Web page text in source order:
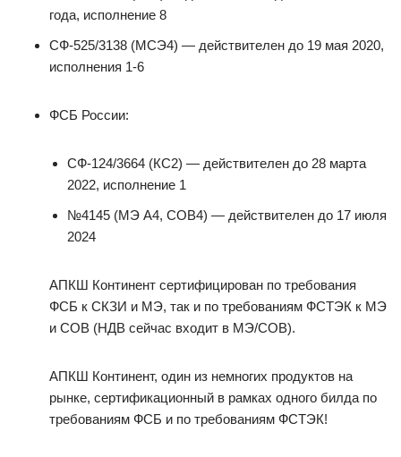
года, исполнение 8
СФ-525/3138 (МСЭ4) — действителен до 19 мая 2020,
исполнения 1-6
ФСБ России:
СФ-124/3664 (КС2) — действителен до 28 марта
2022, исполнение 1
№4145 (МЭ А4, СОВ4) — действителен до 17 июля
2024
АПКШ Континент сертифицирован по требования
ФСБ к СКЗИ и МЭ, так и по требованиям ФСТЭК к МЭ
и СОВ (НДВ сейчас входит в МЭ/СОВ).
АПКШ Континент, один из немногих продуктов на
рынке, сертификационный в рамках одного билда по
требованиям ФСБ и по требованиям ФСТЭК!